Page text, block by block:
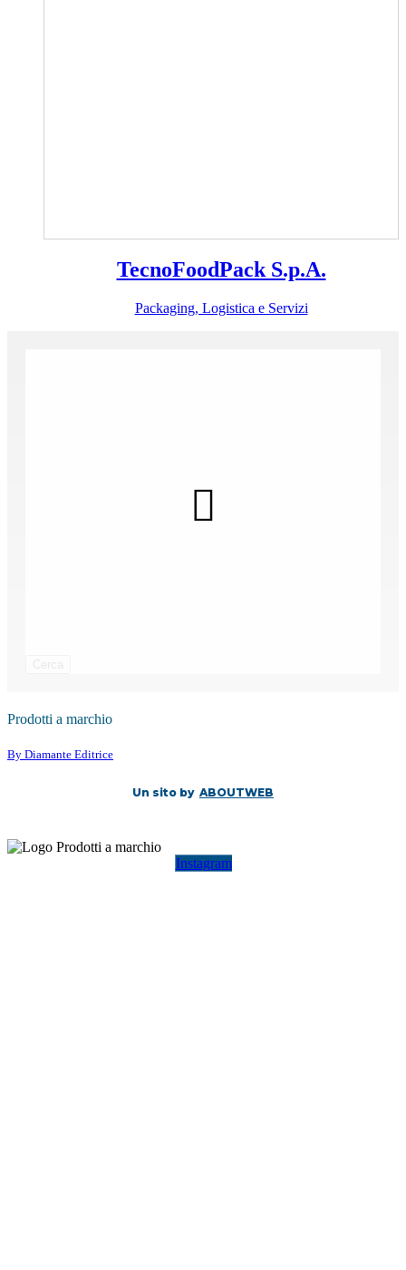
TecnoFoodPack S.p.A.
Packaging, Logistica e Servizi
Prodotti a marchio
By Diamante Editrice
Un sito by ABOUTWEB
Instagram